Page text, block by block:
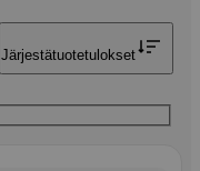
Järjestätuotetulokset